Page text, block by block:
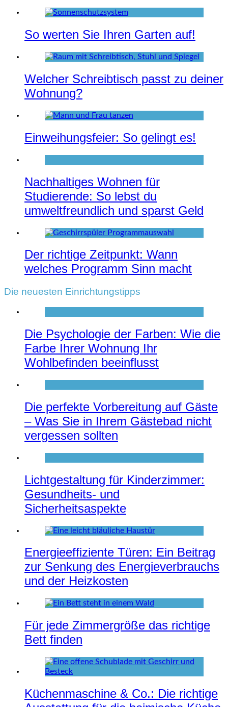
So werten Sie Ihren Garten auf!
Welcher Schreibtisch passt zu deiner
Wohnung?
Einweihungsfeier: So gelingt es!
Nachhaltiges Wohnen für
Studierende: So lebst du
umweltfreundlich und sparst Geld
Der richtige Zeitpunkt: Wann
welches Programm Sinn macht
Die neuesten Einrichtungstipps
Die Psychologie der Farben: Wie die
Farbe Ihrer Wohnung Ihr
Wohlbefinden beeinflusst
Die perfekte Vorbereitung auf Gäste
– Was Sie in Ihrem Gästebad nicht
vergessen sollten
Lichtgestaltung für Kinderzimmer:
Gesundheits- und
Sicherheitsaspekte
Energieeffiziente Türen: Ein Beitrag
zur Senkung des Energieverbrauchs
und der Heizkosten
Für jede Zimmergröße das richtige
Bett finden
Küchenmaschine & Co.: Die richtige